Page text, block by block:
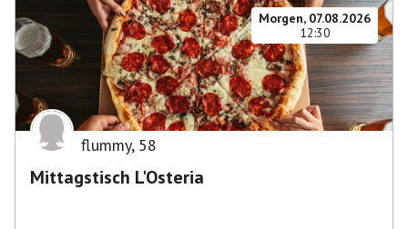
Morgen, 07.08.2026
12:30
flummy, 58
Mittagstisch L'Osteria